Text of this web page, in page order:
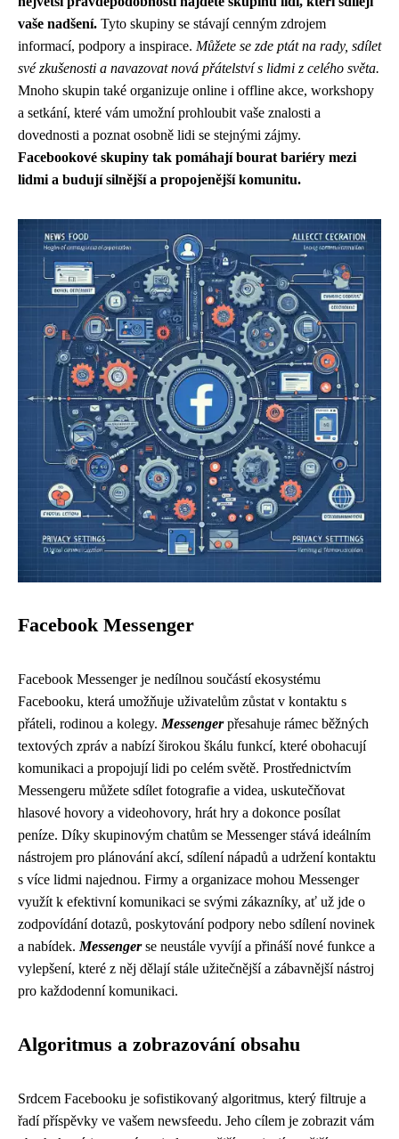
vaše nadšení. Tyto skupiny se stávají cenným zdrojem
informací, podpory a inspirace. Můžete se zde ptát na rady, sdílet
své zkušenosti a navazovat nová přátelství s lidmi z celého světa.
Mnoho skupin také organizuje online i offline akce, workshopy
a setkání, které vám umožní prohloubit vaše znalosti a
dovednosti a poznat osobně lidi se stejnými zájmy.
Facebookové skupiny tak pomáhají bourat bariéry mezi
lidmi a budují silnější a propojenější komunitu.
Facebook Messenger
Facebook Messenger je nedílnou součástí ekosystému
Facebooku, která umožňuje uživatelům zůstat v kontaktu s
přáteli, rodinou a kolegy. Messengerpřesahuje rámec běžných
textových zpráv a nabízí širokou škálu funkcí, které obohacují
komunikaci a propojují lidi po celém světě. Prostřednictvím
Messengeru můžete sdílet fotografie a videa, uskutečňovat
hlasové hovory a videohovory, hrát hry a dokonce posílat
peníze. Díky skupinovým chatům se Messenger stává ideálním
nástrojem pro plánování akcí, sdílení nápadů a udržení kontaktu
s více lidmi najednou. Firmy a organizace mohou Messenger
využít k efektivní komunikaci se svými zákazníky, ať už jde o
zodpovídání dotazů, poskytování podpory nebo sdílení novinek
a nabídek. Messengerse neustále vyvíjí a přináší nové funkce a
vylepšení, které z něj dělají stále užitečnější a zábavnější nástroj
pro každodenní komunikaci.
Algoritmus a zobrazování obsahu
Srdcem Facebooku je sofistikovaný algoritmus, který filtruje a
řadí příspěvky ve vašem newsfeedu. Jeho cílem je zobrazit vám